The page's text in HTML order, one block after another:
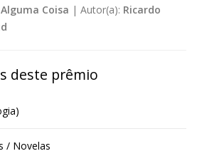
Alguma Coisa | Autor(a): Ricardo
deste prêmio
/ Novelas